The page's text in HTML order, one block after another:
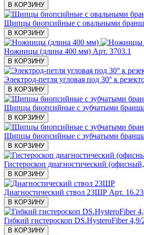
В КОРЗИНУ
Щипцы биопсийные с овальными
В КОРЗИНУ
Ножницы (длина 400 мм) Арт. 3703.1
В КОРЗИНУ
Электрод-петля угловая под 30° к
В КОРЗИНУ
Щипцы биопсийные с зубчатыми
В КОРЗИНУ
Щипцы биопсийные с зубчатыми
В КОРЗИНУ
Гистероскоп диагностический
В КОРЗИНУ
Диагностический ствол 23ШР Арт.
В КОРЗИНУ
Гибкий гистероскоп DS.HysteroFiber 4,9/
В КОРЗИНУ